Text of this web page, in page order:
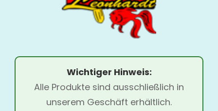
Wichtiger Hinweis:
Alle Produkte sind ausschließlich in
unserem Geschäft erhältlich.